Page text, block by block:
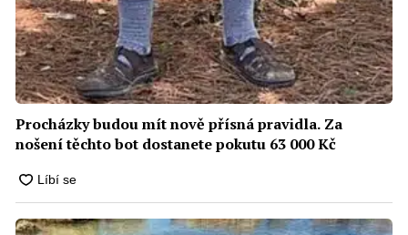
Procházky budou mít nově přísná pravidla. Za
nošení těchto bot dostanete pokutu 63 000 Kč